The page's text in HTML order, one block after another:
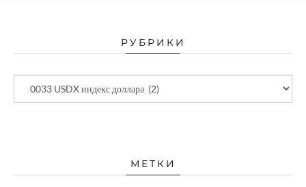
РУБРИКИ
МЕТКИ